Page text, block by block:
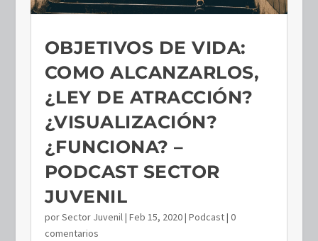
OBJETIVOS DE VIDA:
COMO ALCANZARLOS,
¿LEY DE ATRACCIÓN?
¿VISUALIZACIÓN?
¿FUNCIONA? –
PODCAST SECTOR
JUVENIL
porSector Juvenil| Feb 15, 2020| Podcast| 0
comentarios